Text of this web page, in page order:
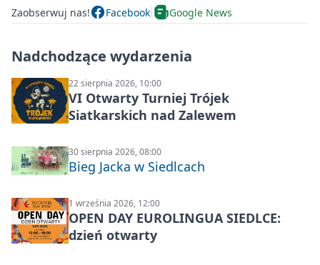
Zaobserwuj nas! Facebook Google News
Nadchodzące wydarzenia
22 sierpnia 2026, 10:00
VI Otwarty Turniej Trójek
Siatkarskich nad Zalewem
30 sierpnia 2026, 08:00
Bieg Jacka w Siedlcach
1 września 2026, 12:00
OPEN DAY EUROLINGUA SIEDLCE:
dzień otwarty